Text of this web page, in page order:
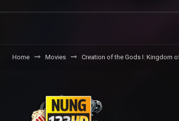
Home Movies Creation of the Gods I: Kingdom